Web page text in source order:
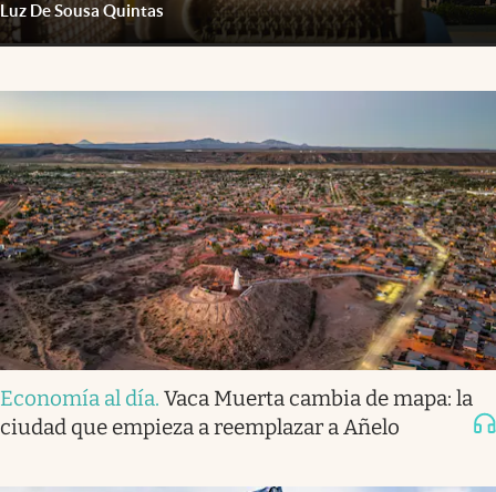
Luz De Sousa Quintas
Economía al día. Vaca Muerta cambia de mapa: la
ciudad que empieza a reemplazar a Añelo